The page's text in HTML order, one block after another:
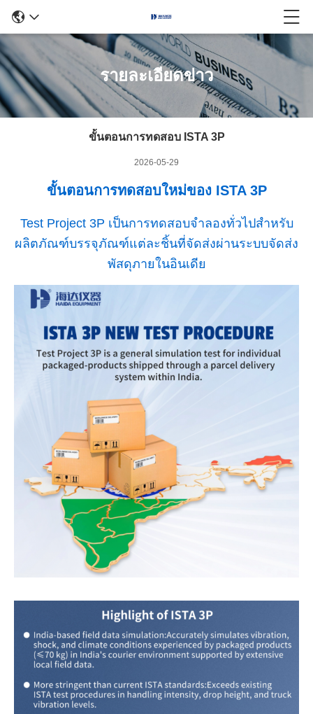
รายละเอียดข่าว
ขั้นตอนการทดสอบ ISTA 3P
2026-05-29
ขั้นตอนการทดสอบใหม่ของ ISTA 3P
Test Project 3P เป็นการทดสอบจำลองทั่วไปสำหรับ
ผลิตภัณฑ์บรรจุภัณฑ์แต่ละชิ้นที่จัดส่งผ่านระบบจัดส่ง
พัสดุภายในอินเดีย